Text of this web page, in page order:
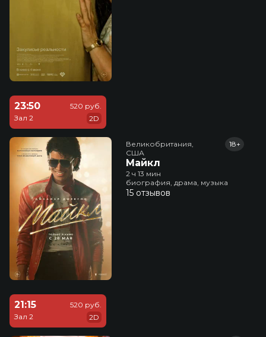
23:50
Зал 2
520 руб.
2D
Великобритания,
США
Майкл
18+
2 ч 13 мин
биография, драма, музыка
15 отзывов
21:15
Зал 2
520 руб.
2D